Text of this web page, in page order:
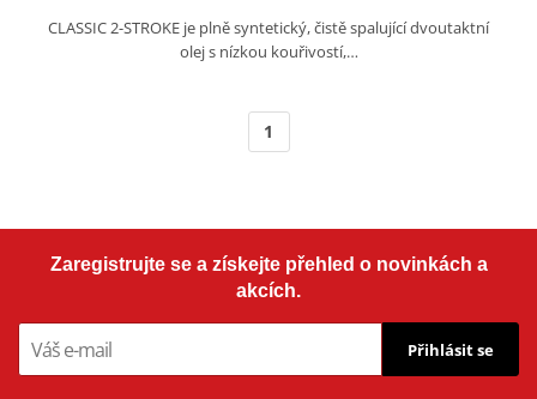
CLASSIC 2-STROKE je plně syntetický, čistě spalující dvoutaktní
olej s nízkou kouřivostí,…
1
Zaregistrujte se a získejte přehled o novinkách a
akcích.
Přihlásit se